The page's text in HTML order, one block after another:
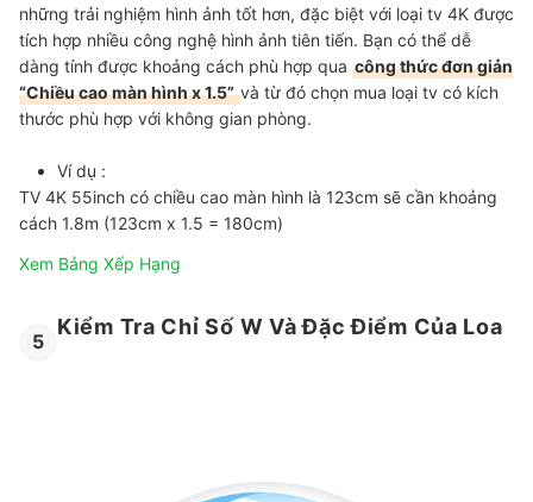
những trải nghiệm hình ảnh tốt hơn, đặc biệt với loại tv 4K được
tích hợp nhiều công nghệ hình ảnh tiên tiến. Bạn có thể dễ
dàng tính được khoảng cách phù hợp qua công thức đơn giản
“Chiều cao màn hình x 1.5”và từ đó chọn mua loại tv có kích
thước phù hợp với không gian phòng.
Ví dụ :
TV 4K 55inch có chiều cao màn hình là 123cm sẽ cần khoảng
cách 1.8m (123cm x 1.5 = 180cm)
Xem Bảng Xếp Hạng
5
Kiểm Tra Chỉ Số W Và Đặc Điểm Của Loa